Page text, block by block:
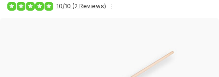
10/10 (2 Reviews)